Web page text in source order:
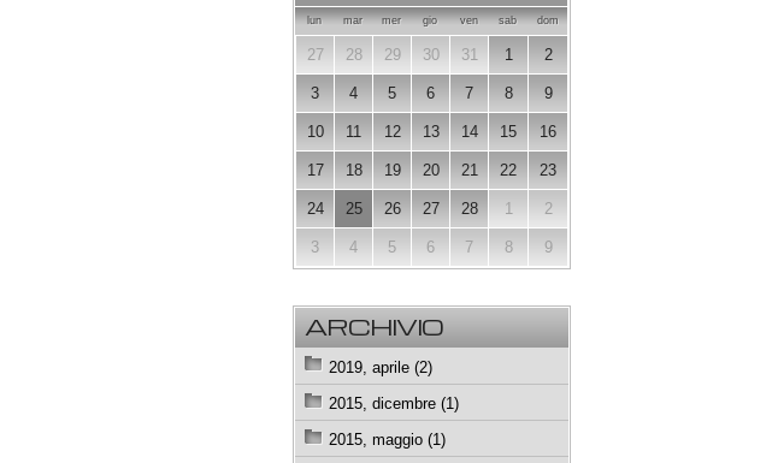
lun mar mer gio ven sab dom
27 28 29 30 31 1 2
3 4 5 6 7 8 9
10 11 12 13 14 15 16
17 18 19 20 21 22 23
24 25 26 27 28 1 2
3 4 5 6 7 8 9
ARCHIVIO
2019, aprile (2)
2015, dicembre (1)
2015, maggio (1)